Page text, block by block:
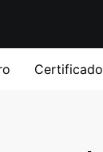
Certificado